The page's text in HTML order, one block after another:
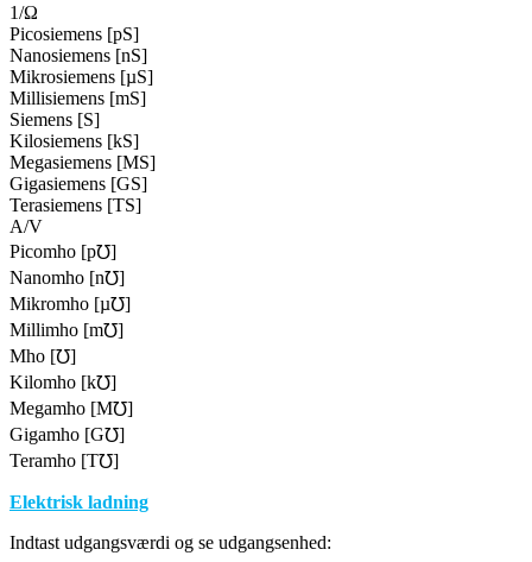
1/Ω
Picosiemens [pS]
Nanosiemens [nS]
Mikrosiemens [µS]
Millisiemens [mS]
Siemens [S]
Kilosiemens [kS]
Megasiemens [MS]
Gigasiemens [GS]
Terasiemens [TS]
A/V
Picomho [p℧]
Nanomho [n℧]
Mikromho [µ℧]
Millimho [m℧]
Mho [℧]
Kilomho [k℧]
Megamho [M℧]
Gigamho [G℧]
Teramho [T℧]
Elektrisk ladning
Indtast udgangsværdi og se udgangsenhed: